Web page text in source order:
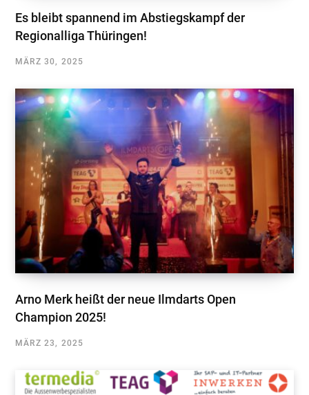
Es bleibt spannend im Abstiegskampf der
Regionalliga Thüringen!
MÄRZ 30, 2025
Arno Merk heißt der neue Ilmdarts Open
Champion 2025!
MÄRZ 23, 2025